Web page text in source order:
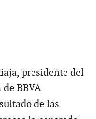
presidente del
BBVA
de las